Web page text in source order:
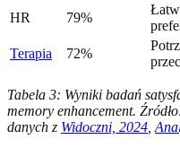
HR
79%
Terapia
72%
Tabela 3: Wyniki badań
memory enhancement.
danych z Widoczni, 2024